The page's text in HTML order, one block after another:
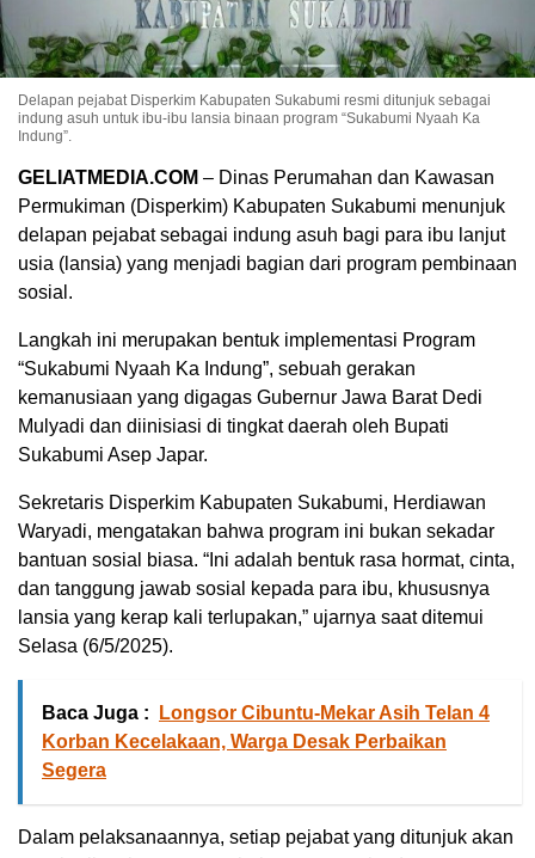
Delapan pejabat Disperkim Kabupaten Sukabumi resmi ditunjuk sebagai
indung asuh untuk ibu-ibu lansia binaan program “Sukabumi Nyaah Ka
Indung”.
GELIATMEDIA.COM – Dinas Perumahan dan Kawasan
Permukiman (Disperkim) Kabupaten Sukabumi menunjuk
delapan pejabat sebagai indung asuh bagi para ibu lanjut
usia (lansia) yang menjadi bagian dari program pembinaan
sosial.
Langkah ini merupakan bentuk implementasi Program
“Sukabumi Nyaah Ka Indung”, sebuah gerakan
kemanusiaan yang digagas Gubernur Jawa Barat Dedi
Mulyadi dan diinisiasi di tingkat daerah oleh Bupati
Sukabumi Asep Japar.
Sekretaris Disperkim Kabupaten Sukabumi, Herdiawan
Waryadi, mengatakan bahwa program ini bukan sekadar
bantuan sosial biasa. “Ini adalah bentuk rasa hormat, cinta,
dan tanggung jawab sosial kepada para ibu, khususnya
lansia yang kerap kali terlupakan,” ujarnya saat ditemui
Selasa (6/5/2025).
Baca Juga :
Longsor Cibuntu-Mekar Asih Telan 4
Korban Kecelakaan, Warga Desak Perbaikan
Segera
Dalam pelaksanaannya, setiap pejabat yang ditunjuk akan